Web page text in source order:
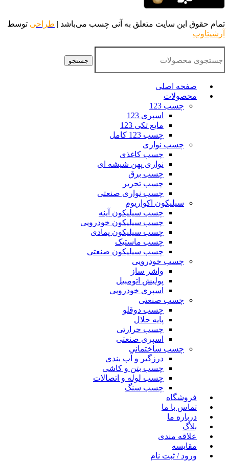
تمام حقوق این سایت متعلق به آنی چسب می‌باشد | طراحی توسط
آرشیتاوب
جستجو
صفحه اصلی
محصولات
چسب 123
اسپری 123
مایع تکی 123
چسب 123 کامل
چسب نواری
چسب کاغذی
نواری پهن شیشه ای
چسب برق
چسب تحریر
چسب نواری صنعتی
سیلیکون اکواریوم
چسب سیلیکون آینه
چسب سیلیکون خودرویی
چسب سیلیکون پمادی
چسب ماستیک
چسب سیلیکون صنعتی
چسب خودرویی
واشر ساز
پولیش اتومبیل
اسپری خودرویی
چسب صنعتی
چسب دوقلو
پایه حلال
چسب حرارتی
اسپری صنعتی
چسب ساختمانی
درزگیر و آب بندی
چسب بتن و کاشی
چسب لوله و اتصالات
چسب سنگ
فروشگاه
تماس با ما
درباره ما
بلاگ
علاقه مندی
مقایسه
ورود / ثبت نام